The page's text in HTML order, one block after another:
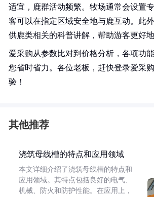
适宜，鹿群活动频繁。牧场通常会设置
客可以在指定区域安全地与鹿互动。此
供鹿类相关的科普讲解，帮助游客更好
爱采购从参数比对到价格分析，各项功
您省时省力。各位老板，赶快登录爱采
验！
其他推荐
浇筑母线槽的特点和应用领域
本文详细介绍了浇筑母线槽的特点和
应用领域。其特点包括良好的电气、
机械、防火和防护性能。在应用上，